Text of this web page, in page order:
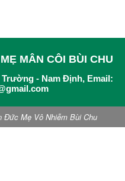
MÂN CÔI BÙI CHU
- Nam Định, Email:
Mẹ Vô Nhiễm Bùi Chu